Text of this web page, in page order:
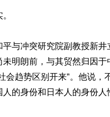
与冲突研究院副教授新
明朗前，与其贸然归因
会趋势区别开来”。他说，
的身份和日本人的身份人